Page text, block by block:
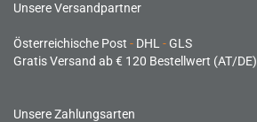
Unsere Versandpartner
Österreichische Post - DHL -GLS
Gratis Versand ab € 120 Bestellwert (AT/DE)
Unsere Zahlungsarten